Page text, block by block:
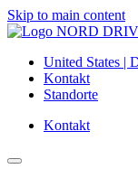
Skip to main content
United States |
Kontakt
Standorte
Kontakt